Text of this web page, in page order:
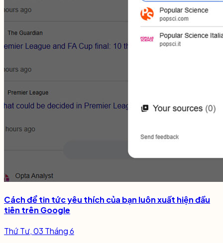
Cách để tin tức yêu thích của bạn luôn xuất hiện đầu
tiên trên Google
Thứ Tư, 03 Tháng 6